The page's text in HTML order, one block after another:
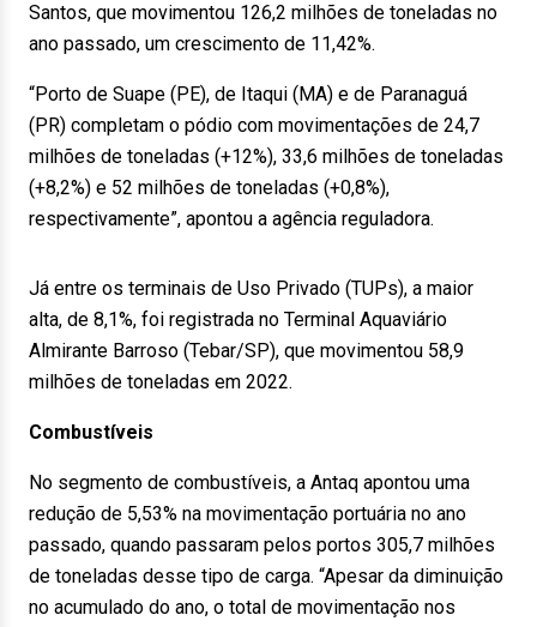
Santos, que movimentou 126,2 milhões de toneladas no
ano passado, um crescimento de 11,42%.
“Porto de Suape (PE), de Itaqui (MA) e de Paranaguá
(PR) completam o pódio com movimentações de 24,7
milhões de toneladas (+12%), 33,6 milhões de toneladas
(+8,2%) e 52 milhões de toneladas (+0,8%),
respectivamente”, apontou a agência reguladora.
Já entre os terminais de Uso Privado (TUPs), a maior
alta, de 8,1%, foi registrada no Terminal Aquaviário
Almirante Barroso (Tebar/SP), que movimentou 58,9
milhões de toneladas em 2022.
Combustíveis
No segmento de combustíveis, a Antaq apontou uma
redução de 5,53% na movimentação portuária no ano
passado, quando passaram pelos portos 305,7 milhões
de toneladas desse tipo de carga. “Apesar da diminuição
no acumulado do ano, o total de movimentação nos